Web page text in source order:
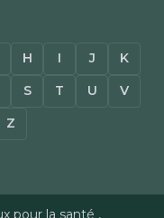
H I J
K
S T U
V
Z
pour la santé ,